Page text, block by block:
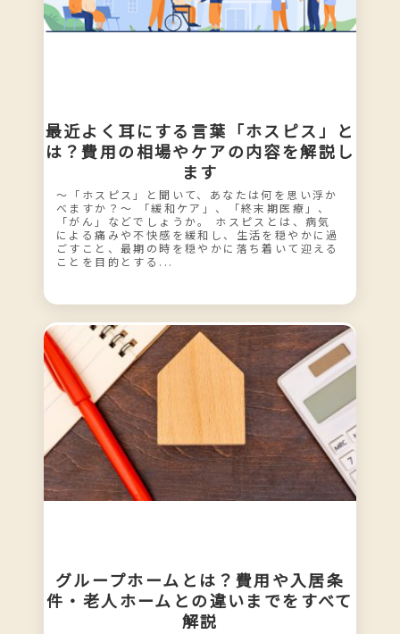
最近よく耳にする言葉「ホスピス」と
は？費用の相場やケアの内容を解説し
ます
〜「ホスピス」と聞いて、あなたは何を思い浮か
べますか？〜 「緩和ケア」、「終末期医療」、
「がん」などでしょうか。 ホスピスとは、病気
による痛みや不快感を緩和し、生活を穏やかに過
ごすこと、最期の時を穏やかに落ち着いて迎える
ことを目的とする...
グループホームとは？費用や入居条
件・老人ホームとの違いまでをすべて
解説